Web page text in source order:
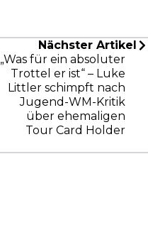
Nächster Artikel
„Was für ein absoluter
Trottel er ist“ – Luke
Littler schimpft nach
Jugend-WM-Kritik
über ehemaligen
Tour Card Holder